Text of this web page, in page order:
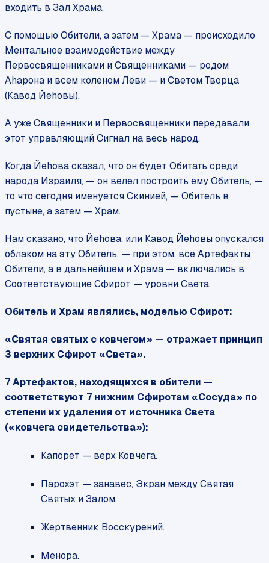
входить в Зал Храма.
С помощью Обители, а затем — Храма — происходило
Ментальное взаимодействие между
Первосвященниками и Священниками — родом
Аhарона и всем коленом Леви — и Светом Творца
(Кавод Йеhовы).
А уже Священники и Первосвященники передавали
этот управляющий Сигнал на весь народ.
Когда Йеhова сказал, что он будет Обитать среди
народа Израиля, — он велел построить ему Обитель, —
то что сегодня именуется Скинией, — Обитель в
пустыне, а затем — Храм.
Нам сказано, что Йеhова, или Кавод Йеhовы опускался
облаком на эту Обитель, — при этом, все Артефакты
Обители, а в дальнейшем и Храма — включались в
Соответствующие Сфирот — уровни Света.
Обитель и Храм являлись, моделью Сфирот:
«Святая святых с ковчегом» — отражает принцип
3 верхних Сфирот «Света».
7 Артефактов, находящихся в обители —
соответствуют 7 нижним Сфиротам «Сосуда» по
степени их удаления от источника Света
(«ковчега свидетельства»):
Капорет — верх Ковчега.
Парохэт — занавес, Экран между Святая
Святых и Залом.
Жертвенник Восскурений.
Менора.